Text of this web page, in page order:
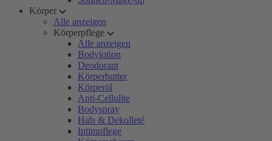
Körper
Alle anzeigen
Körperpflege
Alle anzeigen
Bodylotion
Deodorant
Körperbutter
Körperöl
Anti-Cellulite
Bodyspray
Hals & Dekolleté
Intimpflege